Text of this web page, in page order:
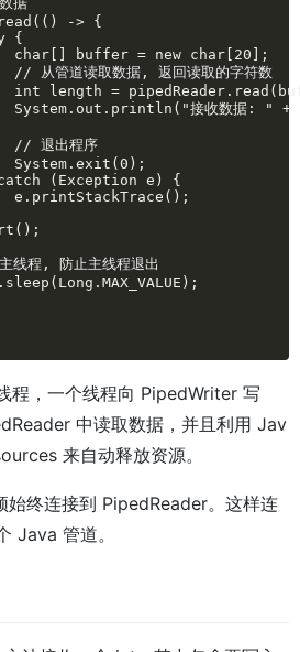
-> {
= new char[20];
据, 返回读取的字符数
接收数据: " +
序
e) {
止主线程退出
程，一个线程向 PipedWriter 写
中读取数据，并且利用 Jav
来自动释放资源。
终连接到 PipedReader。这样连
Java 管道。